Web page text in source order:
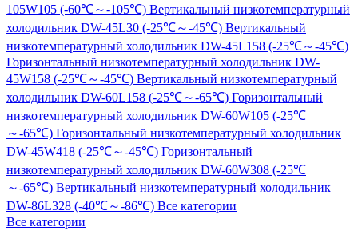
105W105 (-60℃～-105℃) Вертикальный низкотемпературный
холодильник DW-45L30 (-25℃～-45℃) Вертикальный
низкотемпературный холодильник DW-45L158 (-25℃～-45℃)
Горизонтальный низкотемпературный холодильник DW-
45W158 (-25℃～-45℃) Вертикальный низкотемпературный
холодильник DW-60L158 (-25℃～-65℃) Горизонтальный
низкотемпературный холодильник DW-60W105 (-25℃
～-65℃) Горизонтальный низкотемпературный холодильник
DW-45W418 (-25℃～-45℃) Горизонтальный
низкотемпературный холодильник DW-60W308 (-25℃
～-65℃) Вертикальный низкотемпературный холодильник
DW-86L328 (-40℃～-86℃) Все категории
Все категории